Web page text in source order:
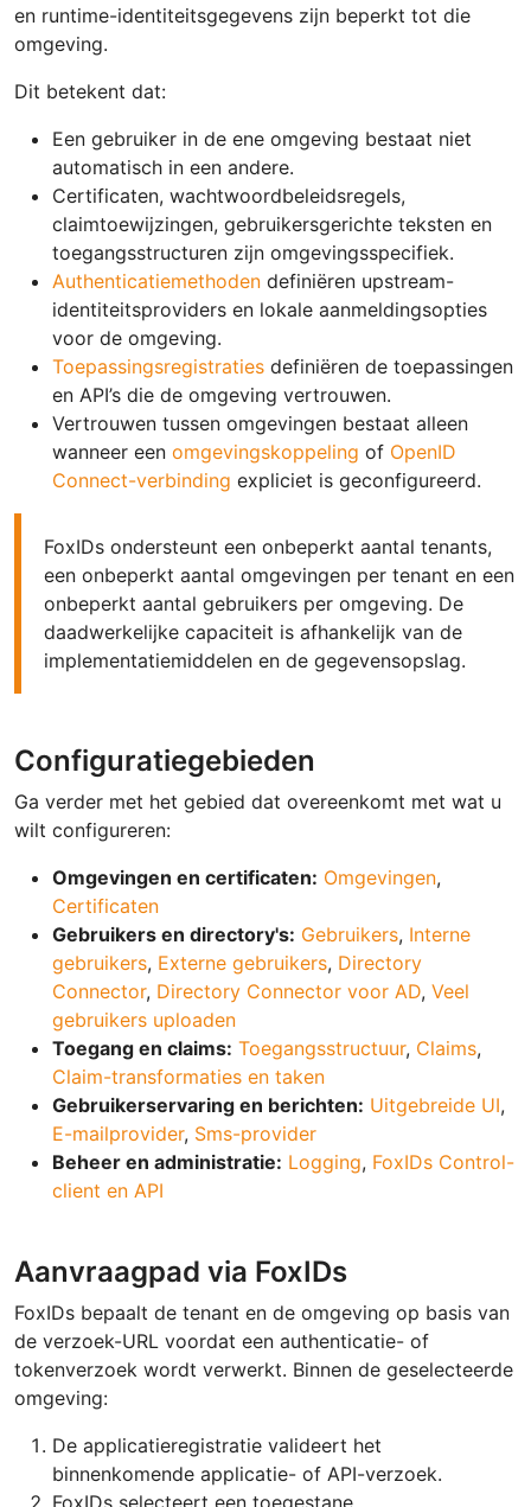
en runtime-identiteitsgegevens zijn beperkt tot die
omgeving.
Dit betekent dat:
Een gebruiker in de ene omgeving bestaat niet
automatisch in een andere.
Certificaten, wachtwoordbeleidsregels,
claimtoewijzingen, gebruikersgerichte teksten en
toegangsstructuren zijn omgevingsspecifiek.
Authenticatiemethoden definiëren upstream-
identiteitsproviders en lokale aanmeldingsopties
voor de omgeving.
Toepassingsregistraties definiëren de toepassingen
en API’s die de omgeving vertrouwen.
Vertrouwen tussen omgevingen bestaat alleen
wanneer een omgevingskoppeling of OpenID
Connect-verbinding expliciet is geconfigureerd.
FoxIDs ondersteunt een onbeperkt aantal tenants,
een onbeperkt aantal omgevingen per tenant en een
onbeperkt aantal gebruikers per omgeving. De
daadwerkelijke capaciteit is afhankelijk van de
implementatiemiddelen en de gegevensopslag.
Configuratiegebieden
Ga verder met het gebied dat overeenkomt met wat u
wilt configureren:
Omgevingen en certificaten: Omgevingen,
Certificaten
Gebruikers en directory's: Gebruikers, Interne
gebruikers, Externe gebruikers, Directory
Connector, Directory Connector voor AD, Veel
gebruikers uploaden
Toegang en claims: Toegangsstructuur, Claims,
Claim-transformaties en taken
Gebruikerservaring en berichten: Uitgebreide UI,
E-mailprovider, Sms-provider
Beheer en administratie: Logging, FoxIDs Control-
client en API
Aanvraagpad via FoxIDs
FoxIDs bepaalt de tenant en de omgeving op basis van
de verzoek-URL voordat een authenticatie- of
tokenverzoek wordt verwerkt. Binnen de geselecteerde
omgeving:
De applicatieregistratie valideert het
binnenkomende applicatie- of API-verzoek.